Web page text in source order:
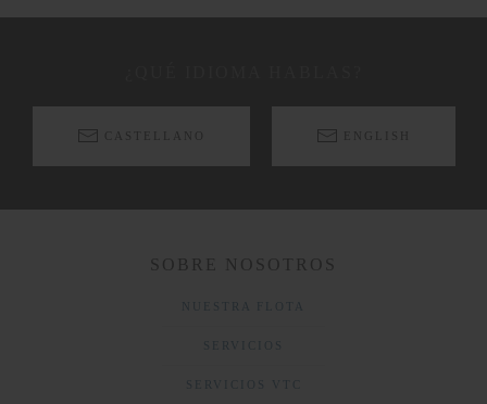
CASTELLANO ENGLISH
SOBRE NOSOTROS
NUESTRA FLOTA
SERVICIOS
SERVICIOS VTC